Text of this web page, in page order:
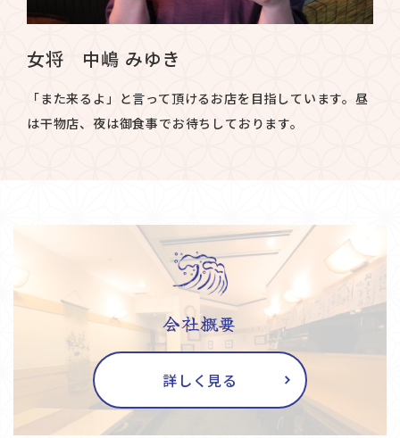
女将 中嶋 みゆき
「また来るよ」と言って頂けるお店を目指しています。昼
は干物店、夜は御食事でお待ちしております。
会社概要
詳しく見る